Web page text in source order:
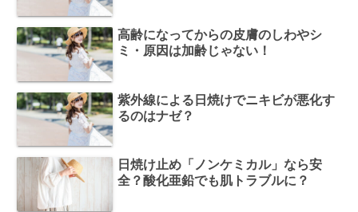
高齢になってからの皮膚のしわやシ
ミ・原因は加齢じゃない！
紫外線による日焼けでニキビが悪化す
るのはナゼ？
日焼け止め「ノンケミカル」なら安
全？酸化亜鉛でも肌トラブルに？